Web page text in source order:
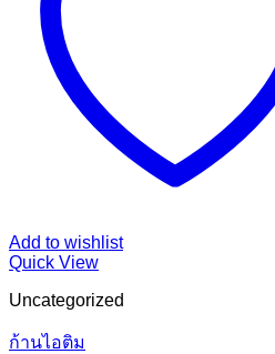
Add to wishlist
Quick View
Uncategorized
ก้านไอติม